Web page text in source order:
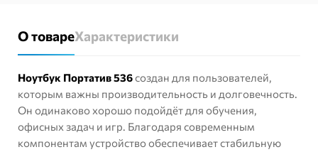
О товареХарактеристики
Ноутбук Портатив 536создан для пользователей,
которым важны производительность и долговечность.
Он одинаково хорошо подойдёт для обучения,
офисных задач и игр. Благодаря современным
компонентам устройство обеспечивает стабильную